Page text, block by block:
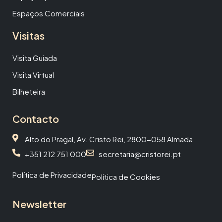
Espaços Comerciais
Visitas
Visita Guiada
Visita Virtual
Bilheteira
Contacto
Alto do Pragal, Av. Cristo Rei, 2800-058 Almada
+351 212 751 000
secretaria@cristorei.pt
Política de PrivacidadePolítica de Cookies
Newsletter